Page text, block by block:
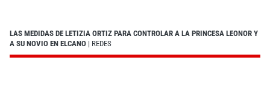
LAS MEDIDAS DE LETIZIA ORTIZ PARA CONTROLAR A LA PRINCESA LEONOR Y
A SU NOVIO EN ELCANO | REDES